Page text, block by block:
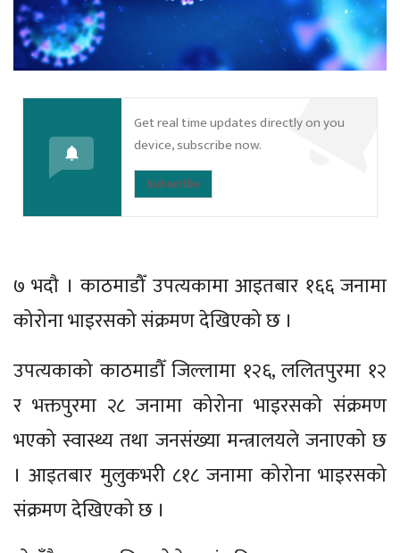
Get real time updates directly on you
device, subscribe now.
Subscribe
७ भदौ । काठमाडौँ उपत्यकामा आइतबार १६६ जनामा
कोरोना भाइरसको संक्रमण देखिएको छ ।
उपत्यकाको काठमाडौँ जिल्लामा १२६, ललितपुरमा १२
र भक्तपुरमा २८ जनामा कोरोना भाइरसको संक्रमण
भएको स्वास्थ्य तथा जनसंख्या मन्त्रालयले जनाएको छ
। आइतबार मुलुकभरी ८१८ जनामा कोरोना भाइरसको
संक्रमण देखिएको छ ।